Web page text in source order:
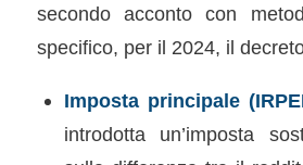
secondo acconto con
specifico, per il 2024, il
Imposta principale
introdotta un’imposta